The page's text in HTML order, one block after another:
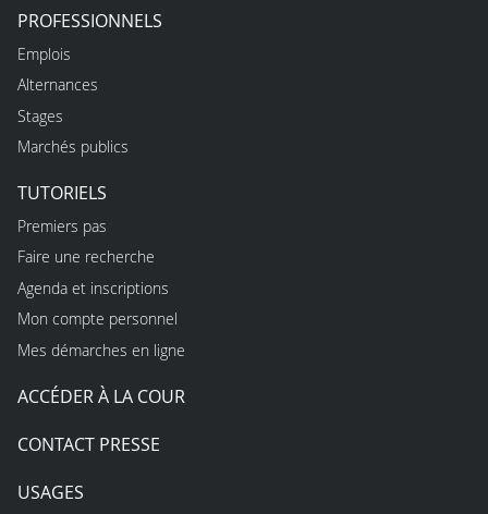
PROFESSIONNELS
Emplois
Alternances
Stages
Marchés publics
TUTORIELS
Premiers pas
Faire une recherche
Agenda et inscriptions
Mon compte personnel
Mes démarches en ligne
ACCÉDER À LA COUR
CONTACT PRESSE
USAGES